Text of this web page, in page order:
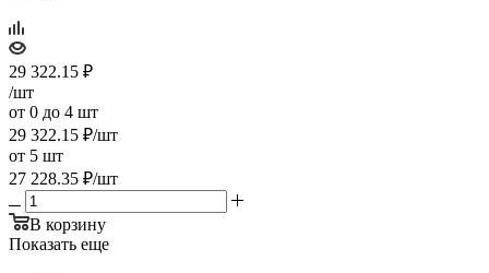
29 322.15 ₽
/шт
от 0 до 4 шт
29 322.15 ₽/шт
от 5 шт
27 228.35 ₽/шт
В корзину
Показать еще